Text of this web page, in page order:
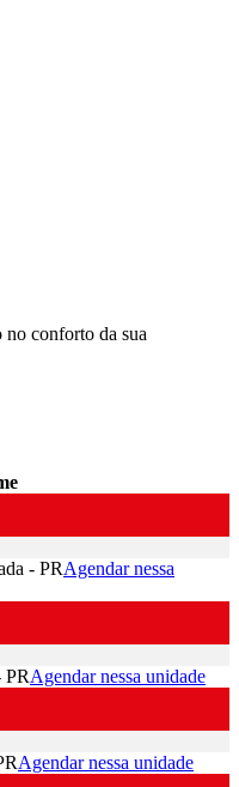
no conforto da sua
- PRAgendar nessa
PRAgendar nessa unidade
Agendar nessa unidade